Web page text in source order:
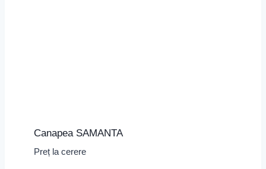
Canapea SAMANTA
Preț la cerere